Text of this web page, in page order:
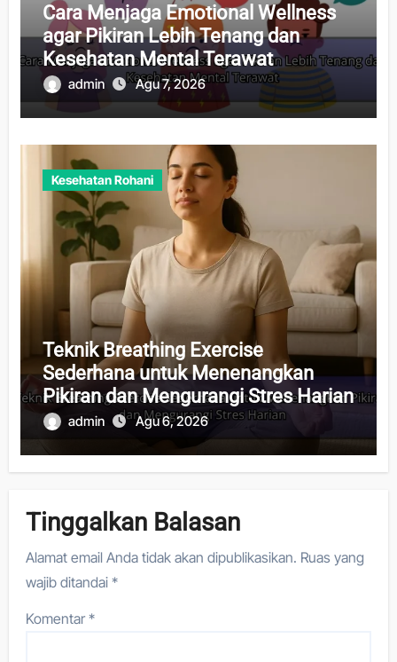
Cara Menjaga Emotional Wellness
agar Pikiran Lebih Tenang dan
Kesehatan Mental Terawat
admin Agu 7, 2026
Kesehatan Rohani
Teknik Breathing Exercise
Sederhana untuk Menenangkan
Pikiran dan Mengurangi Stres Harian
admin Agu 6, 2026
Tinggalkan Balasan
Alamat email Anda tidak akan dipublikasikan. Ruas yang
wajib ditandai*
Komentar*